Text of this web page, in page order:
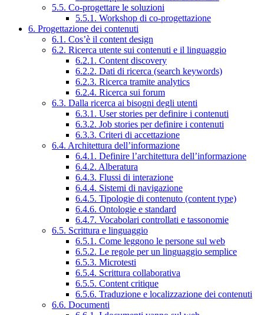
5.5. Co-progettare le soluzioni
5.5.1. Workshop di co-progettazione
6. Progettazione dei contenuti
6.1. Cos’è il content design
6.2. Ricerca utente sui contenuti e il linguaggio
6.2.1. Content discovery
6.2.2. Dati di ricerca (search keywords)
6.2.3. Ricerca tramite analytics
6.2.4. Ricerca sui forum
6.3. Dalla ricerca ai bisogni degli utenti
6.3.1. User stories per definire i contenuti
6.3.2. Job stories per definire i contenuti
6.3.3. Criteri di accettazione
6.4. Architettura dell’informazione
6.4.1. Definire l’architettura dell’informazione
6.4.2. Alberatura
6.4.3. Flussi di interazione
6.4.4. Sistemi di navigazione
6.4.5. Tipologie di contenuto (content type)
6.4.6. Ontologie e standard
6.4.7. Vocabolari controllati e tassonomie
6.5. Scrittura e linguaggio
6.5.1. Come leggono le persone sul web
6.5.2. Le regole per un linguaggio semplice
6.5.3. Microtesti
6.5.4. Scrittura collaborativa
6.5.5. Content critique
6.5.6. Traduzione e localizzazione dei contenuti
6.6. Documenti